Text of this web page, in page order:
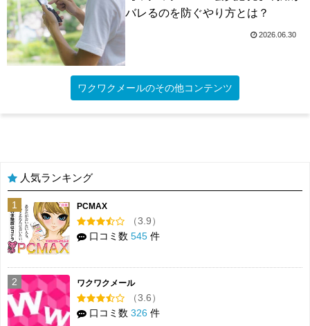
バレるのを防ぐやり方とは？
2026.06.30
ワクワクメールのその他コンテンツ
人気ランキング
1 PCMAX
（3.9）
口コミ数 545 件
2 ワクワクメール
（3.6）
口コミ数 326 件